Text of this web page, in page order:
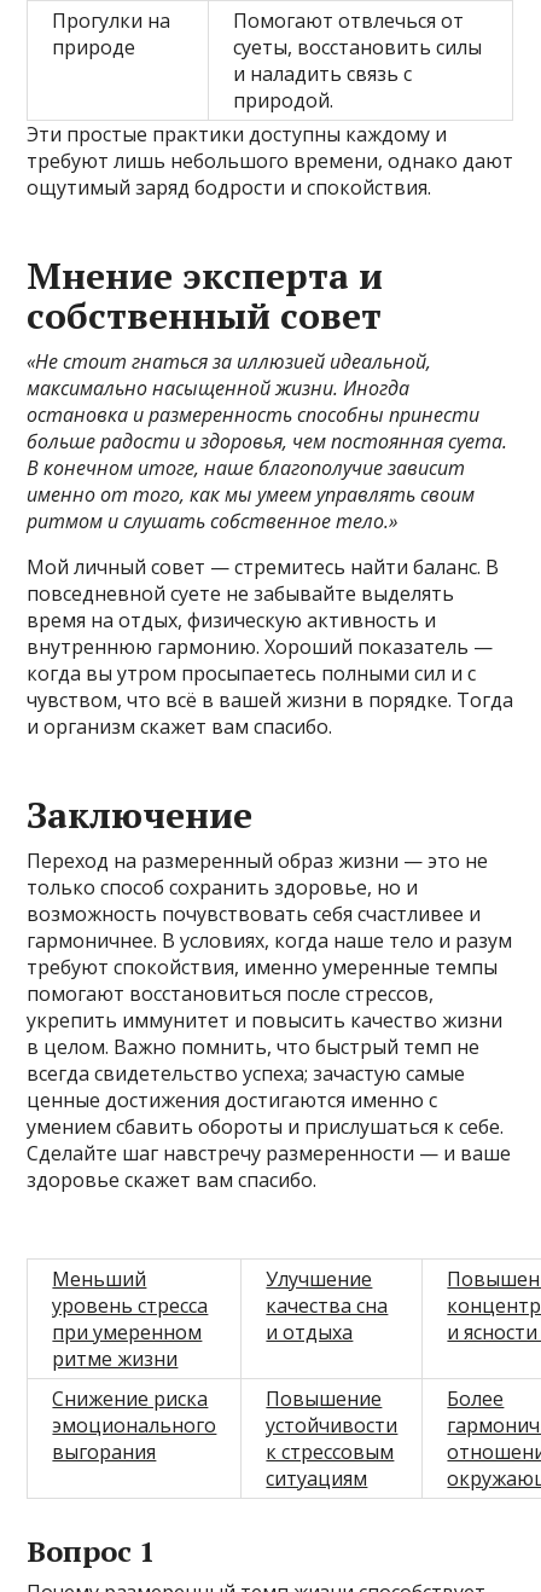
Прогулки на
природе
Помогают отвлечься от
суеты, восстановить силы
и наладить связь с
природой.
Эти простые практики доступны каждому и
требуют лишь небольшого времени, однако дают
ощутимый заряд бодрости и спокойствия.
Мнение эксперта и
собственный совет
«Не стоит гнаться за иллюзией идеальной,
максимально насыщенной жизни. Иногда
остановка и размеренность способны принести
больше радости и здоровья, чем постоянная суета.
В конечном итоге, наше благополучие зависит
именно от того, как мы умеем управлять своим
ритмом и слушать собственное тело.»
Мой личный совет — стремитесь найти баланс. В
повседневной суете не забывайте выделять
время на отдых, физическую активность и
внутреннюю гармонию. Хороший показатель —
когда вы утром просыпаетесь полными сил и с
чувством, что всё в вашей жизни в порядке. Тогда
и организм скажет вам спасибо.
Заключение
Переход на размеренный образ жизни — это не
только способ сохранить здоровье, но и
возможность почувствовать себя счастливее и
гармоничнее. В условиях, когда наше тело и разум
требуют спокойствия, именно умеренные темпы
помогают восстановиться после стрессов,
укрепить иммунитет и повысить качество жизни
в целом. Важно помнить, что быстрый темп не
всегда свидетельство успеха; зачастую самые
ценные достижения достигаются именно с
умением сбавить обороты и прислушаться к себе.
Сделайте шаг навстречу размеренности — и ваше
здоровье скажет вам спасибо.
Меньший
уровень стресса
при умеренном
ритме жизни
Улучшение
качества сна
и отдыха
и
Снижение риска
эмоционального
выгорания
Повышение
устойчивости
к стрессовым
ситуациям
Более
Вопрос 1